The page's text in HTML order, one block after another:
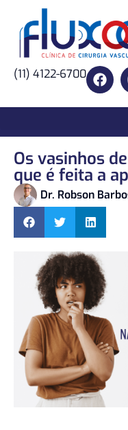
(11) 4122-6700
Os vasinhos
que é feita a
Dr. Robson